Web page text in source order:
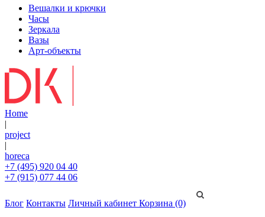
Вешалки и крючки
Часы
Зеркала
Вазы
Арт-объекты
Home
|
project
|
horeca
+7 (495) 920 04 40
+7 (915) 077 44 06
Блог Контакты Личный кабинет Корзина (0)